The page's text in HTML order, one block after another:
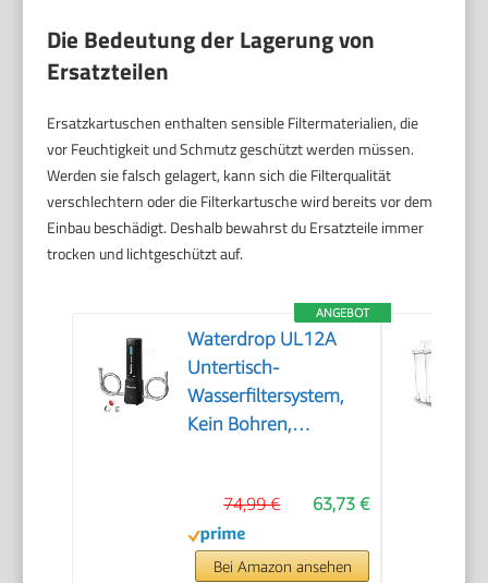
Die Bedeutung der Lagerung von
Ersatzteilen
Ersatzkartuschen enthalten sensible Filtermaterialien, die
vor Feuchtigkeit und Schmutz geschützt werden müssen.
Werden sie falsch gelagert, kann sich die Filterqualität
verschlechtern oder die Filterkartusche wird bereits vor dem
Einbau beschädigt. Deshalb bewahrst du Ersatzteile immer
trocken und lichtgeschützt auf.
ANGEBOT
Waterdrop UL12A
Untertisch-
Wasserfiltersystem,
Kein Bohren,
63,73 €
74,99 €
Bei Amazon ansehen